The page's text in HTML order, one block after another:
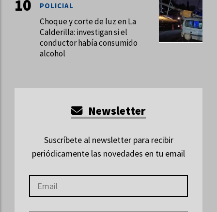
Choque y corte de luz en La
Calderilla: investigan si el
conductor había consumido
alcohol
POLICIAL
Newsletter
Suscríbete al newsletter para recibir
periódicamente las novedades en tu email